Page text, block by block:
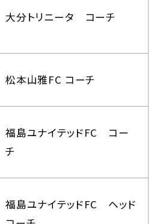
大分トリニータ コーチ
松本山雅FC コーチ
福島ユナイテッドFC コー
チ
福島ユナイテッドFC ヘッド